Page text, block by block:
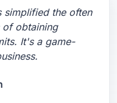
simplified the often
obtaining
It's a game-